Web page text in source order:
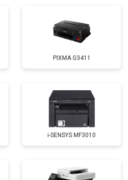
PIXMA G3411
i-SENSYS MF3010